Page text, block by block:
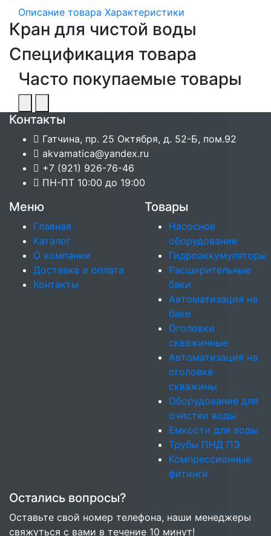
Описание товара Характеристики
Кран для чистой воды
Спецификация товара
Часто покупаемые товары
Контакты
Гатчина, пр. 25 Октября, д. 52-Б, пом.92
akvamatica@yandex.ru
+7 (921) 926-76-46
ПН-ПТ 10:00 до 19:00
Меню
Главная
Каталог
О компании
Доставка и оплата
Контакты
Товары
Насосное
оборудование
Гидроаккумуляторы
Расширительные
баки
Автоматизация на
баке
Оголовки
скважинные
Автоматизация на
оголовке
скважины
Оборудование для
очистки воды
Емкости для воды
Трубы ПНД ПЭ
Компрессионные
фитинги
Остались вопросы?
Оставьте свой номер телефона, наши менеджеры
свяжуться с вами в течение 10 минут!